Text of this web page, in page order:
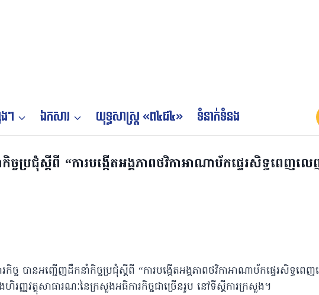
ៗ ឯកសារ យុទ្ធសាស្ត្រ «ព៤ជ៤» ទំនាក់ទំនង
ប្រជុំស្តីពី “ការបង្កើតអង្គភាពថវិកាអាណាប័កផ្ទេរសិទ្ធពេញល
ច បានអញ្ជើញដឹកនាំកិច្ចប្រជុំស្តីពី “ការបង្កើតអង្គភាពថវិកាអាណាប័កផ្ទេរសិទ្ធព
ញ្ញវត្ថុសាធារណៈនៃក្រសួងអធិការកិច្ចជាច្រើនរូប នៅទីស្ដីការក្រសួង។